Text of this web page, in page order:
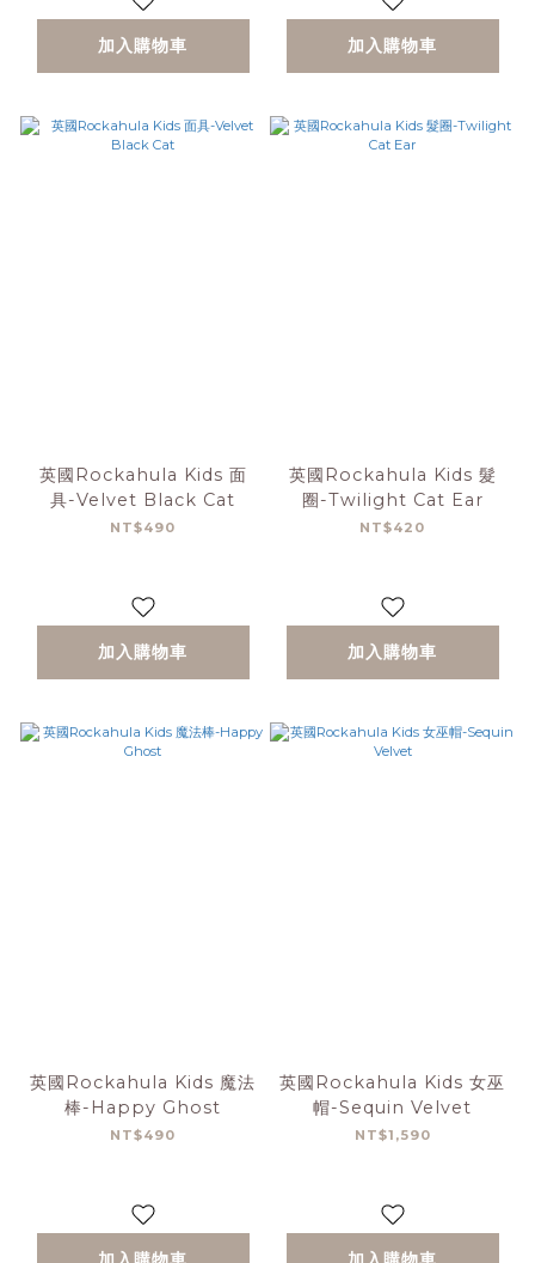
加入購物車 加入購物車
英國Rockahula Kids 面
具-Velvet Black Cat
NT$490
加入購物車
英國Rockahula Kids 髮
圈-Twilight Cat Ear
NT$420
加入購物車
英國Rockahula Kids 魔法
棒-Happy Ghost
NT$490
英國Rockahula Kids 女巫
帽-Sequin Velvet
NT$1,590